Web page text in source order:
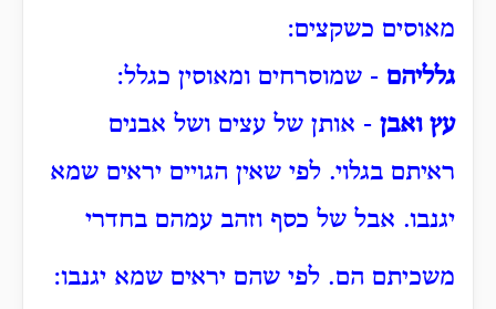
מאוסים כשקצים:
גלליהם - שמוסרחים ומאוסין כגלל:
עץ ואבן - אותן של עצים ושל אבנים
ראיתם בגלוי. לפי שאין הגויים יראים שמא
יגנבו. אבל של כסף וזהב עמהם בחדרי
משכיתם הם. לפי שהם יראים שמא יגנבו: